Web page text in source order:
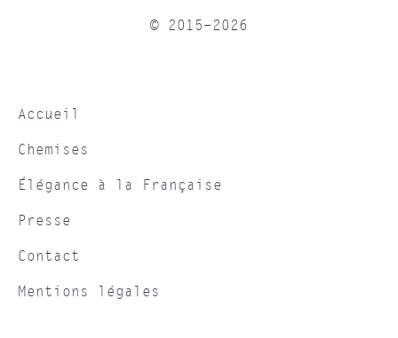
© 2015-2026
Accueil
Chemises
Élégance à la Française
Presse
Contact
Mentions légales